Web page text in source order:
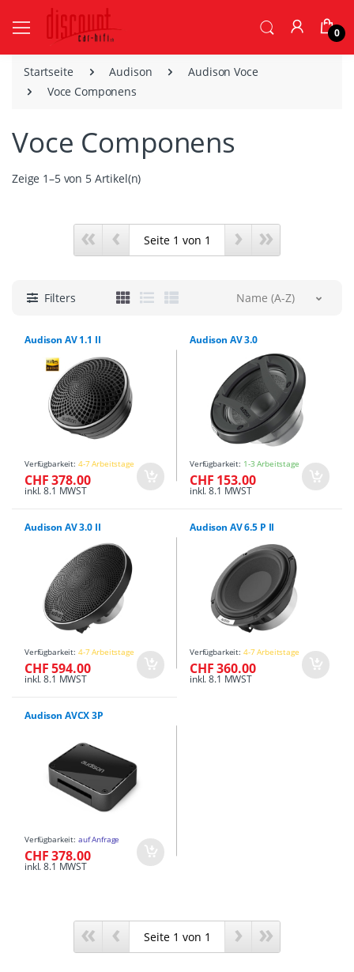
0
Startseite Audison
Audison Voce
Voce Componens
Voce Componens
Zeige 1–5 von 5 Artikel(n)
« ‹ › »
Filters Name (A-Z)
Audison AV 1.1 II
Verfügbarkeit: 4-7 Arbeitstage
CHF 378.00
inkl. 8.1 MWST
Audison AV 3.0
Verfügbarkeit: 1-3 Arbeitstage
CHF 153.00
inkl. 8.1 MWST
Audison AV 3.0 II
Verfügbarkeit: 4-7 Arbeitstage
CHF 594.00
inkl. 8.1 MWST
Audison AV 6.5 P II
Verfügbarkeit: 4-7 Arbeitstage
CHF 360.00
inkl. 8.1 MWST
Audison AVCX 3P
Verfügbarkeit: auf Anfrage
CHF 378.00
inkl. 8.1 MWST
« ‹ › »